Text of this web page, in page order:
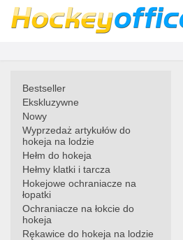
Bestseller
Ekskluzywne
Nowy
Wyprzedaż artykułów do
hokeja na lodzie
Hełm do hokeja
Hełmy klatki i tarcza
Hokejowe ochraniacze na
łopatki
Ochraniacze na łokcie do
hokeja
Rękawice do hokeja na lodzie